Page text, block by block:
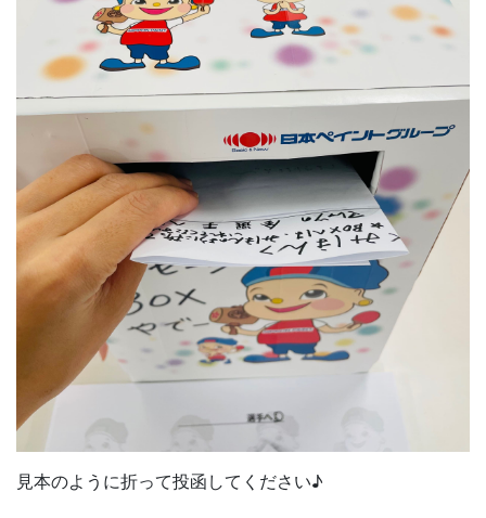
見本のように折って投函してください♪